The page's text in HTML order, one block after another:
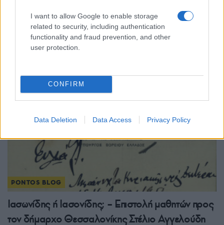
I want to allow Google to enable storage
related to security, including authentication
functionality and fraud prevention, and other
user protection.
CONFIRM
Data Deletion Data Access Privacy Policy
Σωματείο Δράσης «Νίκος Καπετανίδης»: Τιμή
στην Πόντια Δέσποινα Βανδή για την εθνική της
αξιοπρέπεια
PONTOS BLOG
Ιασωνίδης ή Ιασονίδης; – Επιστολή μαθητών προς
τον δήμαρχο Θεσσαλονίκης Στέλιο Αγγελούδη